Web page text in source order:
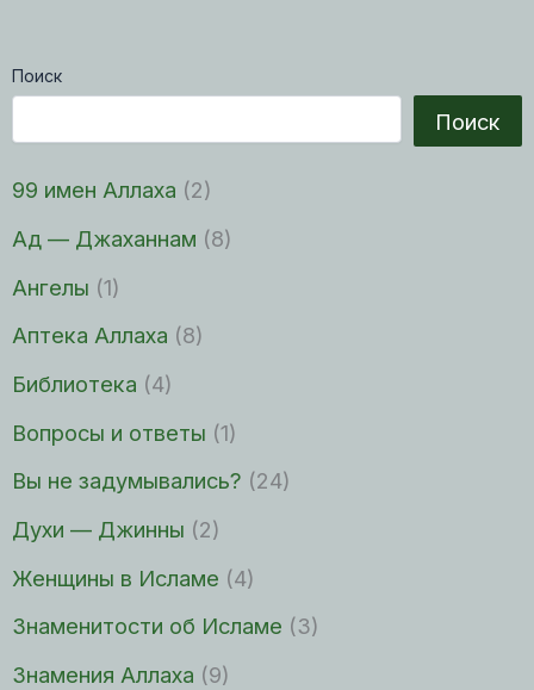
Поиск
Поиск
99 имен Аллаха (2)
Ад — Джаханнам (8)
Ангелы (1)
Аптека Аллаха (8)
Библиотека (4)
Вопросы и ответы (1)
Вы не задумывались? (24)
Духи — Джинны (2)
Женщины в Исламе (4)
Знаменитости об Исламе (3)
Знамения Аллаха (9)